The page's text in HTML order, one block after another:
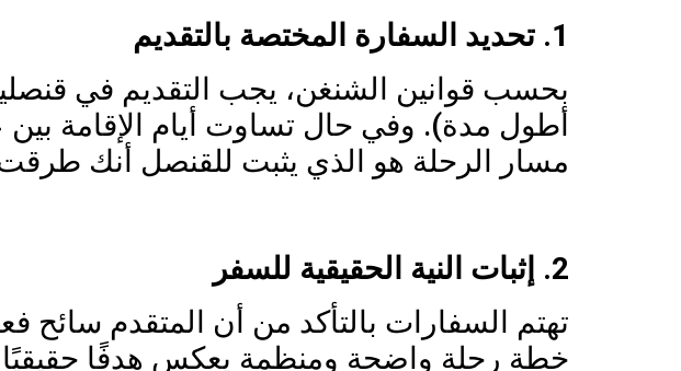
1. تحديد السفارة المختصة بالتقديم
بحسب قوانين الشنغن، يجب التقديم في
أطول مدة). وفي حال تساوت أيام الإقامة بين
مسار الرحلة هو الذي يثبت للقنصل أنك طرقت
2. إثبات النية الحقيقية للسفر
تهتم السفارات بالتأكد من أن المتقدم سائح
خطة رحلة واضحة ومنظمة يعكس هدفًا حقيقيًا